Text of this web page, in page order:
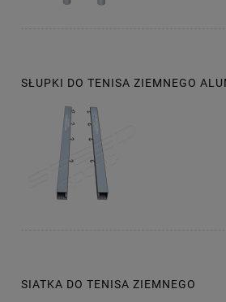
SŁUPKI DO TENISA ZIEMNEGO
SIATKA DO TENISA ZIEMNEGO